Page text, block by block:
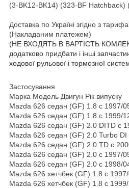
(3-BK12-BK14) (323-BF Hatchback)
Доставка по Україні згідно з
(Накладаним платежем)
(НЕ ВХОДЯТЬ В ВАРТІСТЬ
додатково придбати і інші
ходової рульової і тормозної
Застосування
Марка Модель Двигун Рік випуску
Mazda 626 седан (GF) 1.8 c 1997/
Mazda 626 седан (GF) 1.8 c 1999/
Mazda 626 седан (GF) 2.0 DITD c
Mazda 626 седан (GF) 2.0 Turbo
Mazda 626 седан (GF) 2.0 TD c
Mazda 626 седан (GF) 2.0 c 1997/
Mazda 626 седан (GF) 2.0 c 1998/
Mazda 626 хетчбек (GF) 1.8 c
Mazda 626 хетчбек (GF) 1.8 c